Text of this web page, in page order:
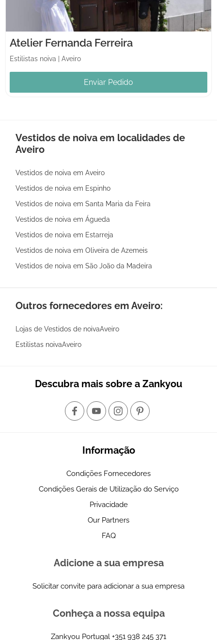
Atelier Fernanda Ferreira
Estilistas noiva Aveiro
Enviar Pedido
Vestidos de noiva em localidades de
Aveiro
Vestidos de noiva em Aveiro
Vestidos de noiva em Espinho
Vestidos de noiva em Santa Maria da Feira
Vestidos de noiva em Águeda
Vestidos de noiva em Estarreja
Vestidos de noiva em Oliveira de Azemeis
Vestidos de noiva em São João da Madeira
Outros fornecedores em Aveiro:
Lojas de Vestidos de noivaAveiro
Estilistas noivaAveiro
Descubra mais sobre a Zankyou
Informação
Condições Fornecedores
Condições Gerais de Utilização do Serviço
Privacidade
Our Partners
FAQ
Adicione a sua empresa
Solicitar convite para adicionar a sua empresa
Conheça a nossa equipa
Zankyou Portugal +351 938 245 371